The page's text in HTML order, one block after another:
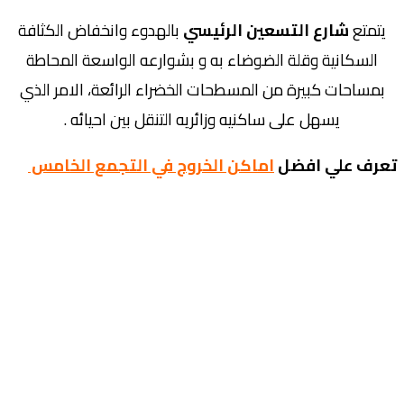
يتمتعشارع التسعين الرئيسيبالهدوء وانخفاض الكثافة
السكانية وقلة الضوضاء به و بشوارعه الواسعة المحاطة
بمساحات كبيرة من المسطحات الخضراء الرائعة، الامر الذي
يسهل على ساكنيه وزائريه التنقل بين احيائه .
تعرف علي افضلاماكن الخروج في التجمع الخامس